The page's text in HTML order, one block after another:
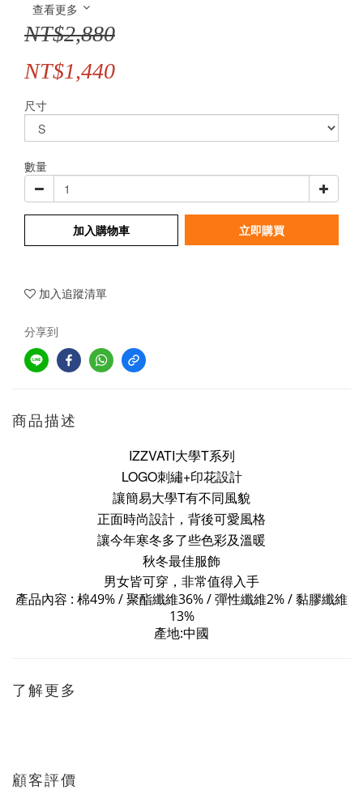
查看更多
NT$2,880
NT$1,440
尺寸
數量
加入購物車 立即購買
加入追蹤清單
分享到
商品描述
IZZVATI大學T系列
LOGO刺繡+印花設計
讓簡易大學T有不同風貌
正面時尚設計，背後可愛風格
讓今年寒冬多了些色彩及溫暖
秋冬最佳服飾
男女皆可穿，非常值得入手
產品內容 : 棉49% /聚酯纖維36% / 彈性纖維2%/ 黏膠纖維
13%
產地:中國
了解更多
顧客評價